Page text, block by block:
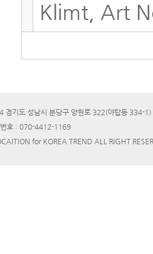
Klimt, Art
경기도 성남시 분당구 양현로 322(야탑동 334-
호 : 070-4412-1169
for KOREA TREND ALL RIGHT